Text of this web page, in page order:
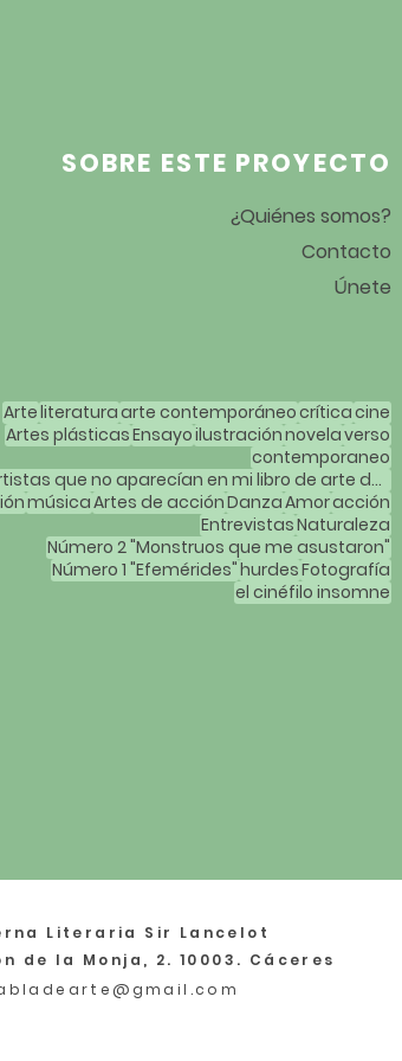
SOBRE ESTE PROYECTO
¿Quiénes somos?
Contacto
Únete
Arteliteraturaarte contemporáneocríticacine
Artes plásticasEnsayoilustraciónnovelaverso
contemporaneo
Mujeres artistas que no aparecían en mi libro de arte de la carrera
músicaArtes de acciónDanzaAmoracción
EntrevistasNaturaleza
Número 2 "Monstruos que me asustaron"
Número 1 "Efemérides"hurdesFotografía
el cinéfilo insomne
Literaria Sir Lancelot
de la Monja, 2. 10003. Cáceres